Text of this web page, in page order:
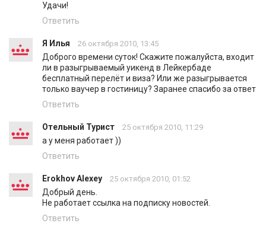
Удачи!
Ответить
Я Илья 26 октября 2010, 13:45
Доброго времени суток! Скажите пожалуйста, входит
ли в разыгрываемый уикенд в Лейкербаде
бесплатный перелёт и виза? Или же разыгрывается
только ваучер в гостиницу? Заранее спасибо за ответ
Ответить
Отельный Турист 25 октября 2010, 11:29
а у меня работает ))
Ответить
Erokhov Alexey 25 октября 2010, 01:52
Добрый день.
Не работает ссылка на подписку новостей.
Ответить